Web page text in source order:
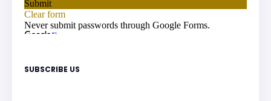
SUBSCRIBE US